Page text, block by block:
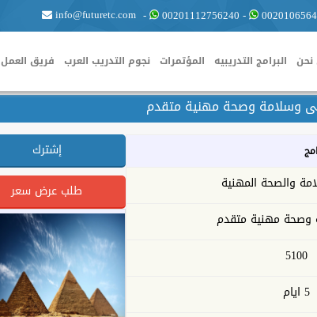
-
00201112756240
-
info@futuretc.com
البرامج التدريبيه المؤتمرات نجوم التدريب العرب فريق العمل
وسلامة وصحة مهنية متقدم
والصحة المهنية
مهنية متقدم
5100
5 ايام
إشترك
طلب عرض سعر